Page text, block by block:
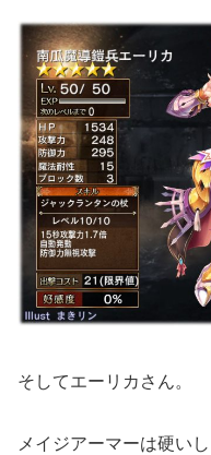
そしてエーリカさん。
メイジアーマーは硬い